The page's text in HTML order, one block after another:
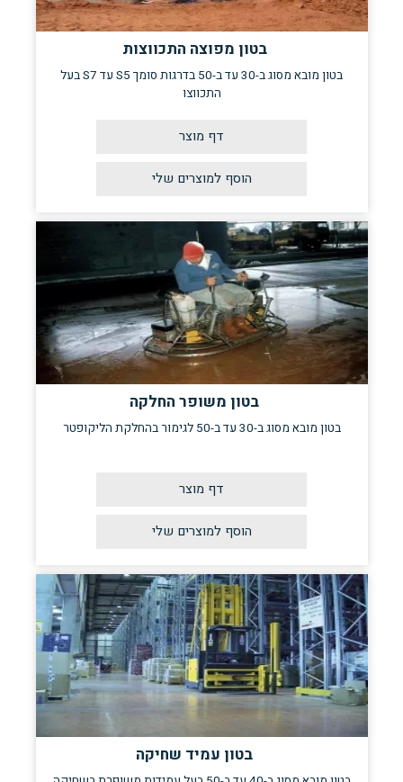
בטון מפוצה התכווצות
בטון מובא מסוג ב-30 עד ב-50 בדרגות סומך S5 עד S7 בעל
התכווצו
דף מוצר
בטון משופר החלקה
בטון מובא מסוג ב-30 עד ב-50 לגימור בהחלקת הליקופטר
דף מוצר
בטון עמיד שחיקה